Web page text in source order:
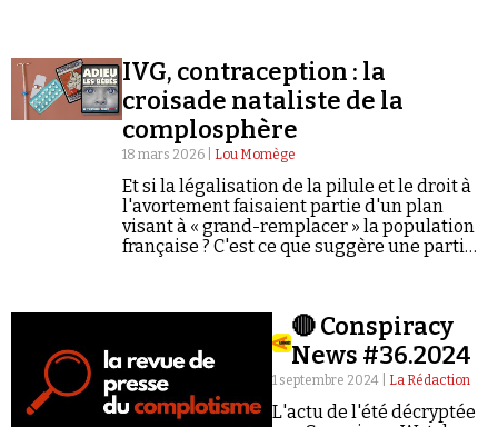
Vidéos
Émissions
Revues de presse
IVG, contraception : la
croisade nataliste de la
complosphère
18 mars 2026 | Lou Momège
Et si la légalisation de la pilule et le droit à
l'avortement faisaient partie d'un plan
visant à « grand-remplacer » la population
française ? C'est ce que suggère une partie
🔴 Conspiracy
News #36.2024
1 septembre 2024 | La Rédaction
L'actu de l'été décryptée